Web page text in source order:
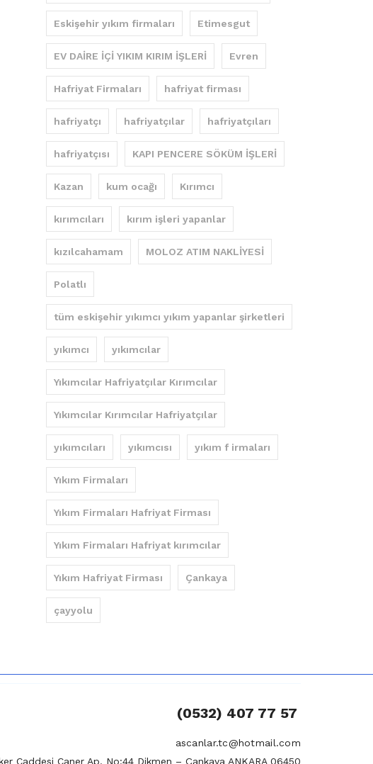
Eskişehir yıkım firmaları Etimesgut
EV DAİRE İÇİ YIKIM KIRIM İŞLERİ Evren
Hafriyat Firmaları hafriyat firması
hafriyatçı hafriyatçılar hafriyatçıları
hafriyatçısı KAPI PENCERE SÖKÜM İŞLERİ
Kazan kum ocağı Kırımcı
kırımcıları kırım işleri yapanlar
kızılcahamam MOLOZ ATIM NAKLİYESİ
Polatlı
tüm eskişehir yıkımcı yıkım yapanlar şirketleri
yıkımcı yıkımcılar
Yıkımcılar Hafriyatçılar Kırımcılar
Yıkımcılar Kırımcılar Hafriyatçılar
yıkımcıları yıkımcısı yıkım f irmaları
Yıkım Firmaları
Yıkım Firmaları Hafriyat Firması
Yıkım Firmaları Hafriyat kırımcılar
Yıkım Hafriyat Firması Çankaya
çayyolu
(0532) 407 77 57
ascanlar.tc@hotmail.com
Caddesi Caner Ap. No:44 Dikmen – Çankaya ANKARA 06450